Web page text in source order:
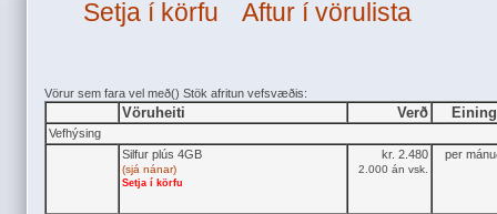
Setja í körfu Aftur í vörulista
Vörur sem fara vel með() Stök afritun vefsvæðis:
Vöruheiti Verð Eining
Vefhýsing
Silfur plús 4GB
(sjá nánar)
Setja í körfu
kr. 2.480
2.000 án vsk.
per